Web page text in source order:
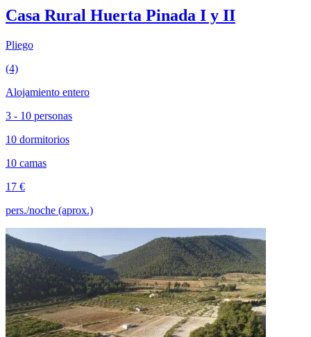
Casa Rural Huerta Pinada I y II
Pliego
(4)
Alojamiento entero
3 - 10 personas
10 dormitorios
10 camas
17 €
pers./noche (aprox.)